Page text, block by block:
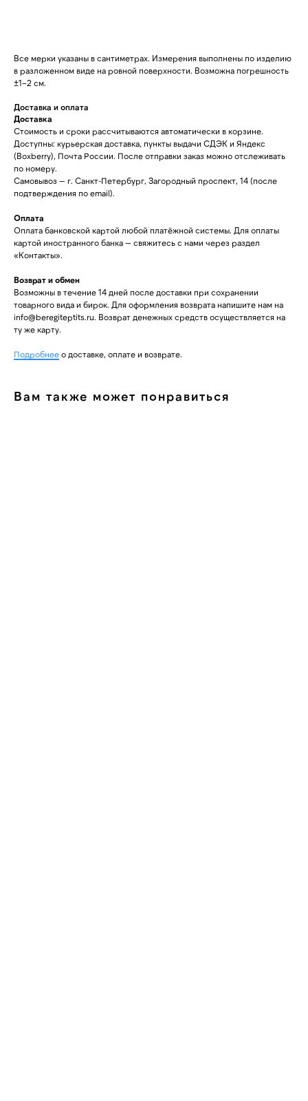
Все мерки указаны в сантиметрах. Измерения выполнены по изделию
в разложенном виде на ровной поверхности. Возможна погрешность
±1–2 см.
Доставка и оплата
Доставка
Стоимость и сроки рассчитываются автоматически в корзине.
Доступны: курьерская доставка, пункты выдачи СДЭК и Яндекс
(Boxberry), Почта России. После отправки заказ можно отслеживать
по номеру.
Самовывоз — г. Санкт-Петербург, Загородный проспект, 14 (после
подтверждения по email).
Оплата
Оплата банковской картой любой платёжной системы. Для оплаты
картой иностранного банка — свяжитесь с нами через раздел
«Контакты».
Возврат и обмен
Возможны в течение 14 дней после доставки при сохранении
товарного вида и бирок. Для оформления возврата напишите нам на
info@beregiteptits.ru. Возврат денежных средств осуществляется на
ту же карту.
Подробнее о доставке, оплате и возврате.
Вам также может понравиться